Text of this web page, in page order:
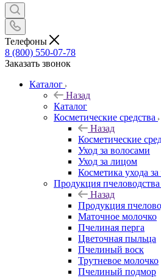
Телефоны
8 (800) 550-07-78
Заказать звонок
Каталог
Назад
Каталог
Косметические средства
Назад
Косметические
Уход за волосами
Уход за лицом
Косметика ухода
Продукция пчеловодства
Назад
Продукция
Маточное молочко
Пчелиная перга
Цветочная пыльца
Пчелиный воск
Трутневое молочко
Пчелиный подмор